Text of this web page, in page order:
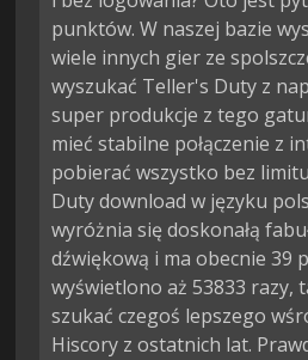
punktów. W naszej bazie
wiele innych gier ze
wyszukać Teller's Duty z
super produkcje z tego
mieć stabilne połączenie z
pobierać wszystko bez
Duty download w języku
wyróżnia się doskonałą
dźwiękową i ma obecnie 39
wyświetlono aż 53833 razy,
szukać czegoś lepszego
Hiscory z ostatnich lat.